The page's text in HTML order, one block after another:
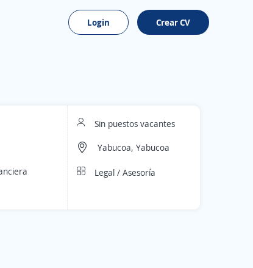
Login Crear CV
Sin puestos vacantes
Yabucoa, Yabucoa
Legal / Asesoría